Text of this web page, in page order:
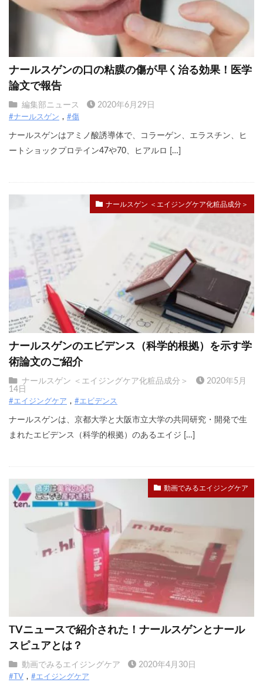
ナールスゲンの口の粘膜の傷が早く治る効果！医学
論文で報告
編集部ニュース 2020年6月29日
#ナールスゲン #傷
ナールスゲンはアミノ酸誘導体で、コラーゲン、エラスチン、ヒ
ートショックプロテイン47や70、ヒアルロ […]
ナールスゲン ＜エイジングケア化粧品成分＞
ナールスゲンのエビデンス（科学的根拠）を示す学
術論文のご紹介
ナールスゲン ＜エイジングケア化粧品成分＞
2020年5月
14日
#エイジングケア #エビデンス
ナールスゲンは、京都大学と大阪市立大学の共同研究・開発で生
まれたエビデンス（科学的根拠）のあるエイジ […]
動画でみるエイジングケア
TVニュースで紹介された！ナールスゲンとナール
スピュアとは？
動画でみるエイジングケア 2020年4月30日
#TV #エイジングケア